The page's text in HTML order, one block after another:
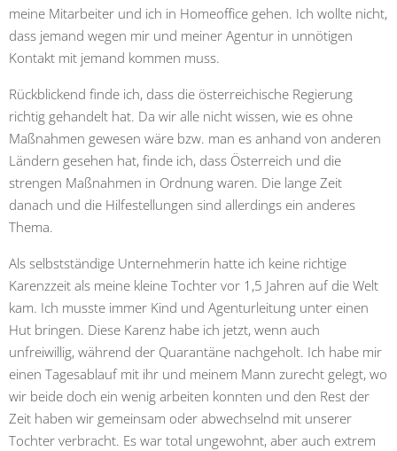
meine Mitarbeiter und ich in Homeoffice gehen. Ich wollte nicht,
dass jemand wegen mir und meiner Agentur in unnötigen
Kontakt mit jemand kommen muss.
Rückblickend finde ich, dass die österreichische Regierung
richtig gehandelt hat. Da wir alle nicht wissen, wie es ohne
Maßnahmen gewesen wäre bzw. man es anhand von anderen
Ländern gesehen hat, finde ich, dass Österreich und die
strengen Maßnahmen in Ordnung waren. Die lange Zeit
danach und die Hilfestellungen sind allerdings ein anderes
Thema.
Als selbstständige Unternehmerin hatte ich keine richtige
Karenzzeit als meine kleine Tochter vor 1,5 Jahren auf die Welt
kam. Ich musste immer Kind und Agenturleitung unter einen
Hut bringen. Diese Karenz habe ich jetzt, wenn auch
unfreiwillig, während der Quarantäne nachgeholt. Ich habe mir
einen Tagesablauf mit ihr und meinem Mann zurecht gelegt, wo
wir beide doch ein wenig arbeiten konnten und den Rest der
Zeit haben wir gemeinsam oder abwechselnd mit unserer
Tochter verbracht. Es war total ungewohnt, aber auch extrem